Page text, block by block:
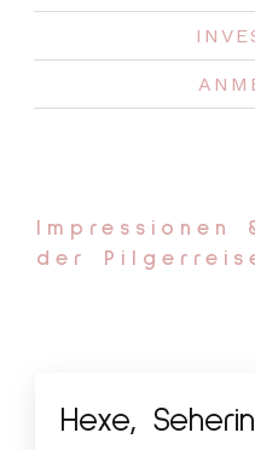
Impressionen
der
Hexe,